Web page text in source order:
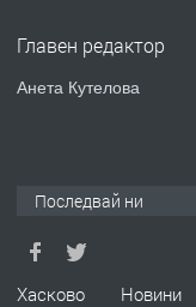
ПРЕДЛАГА
Главен редактор
Анета Кутелова
Последвай ни
Хасково Новини